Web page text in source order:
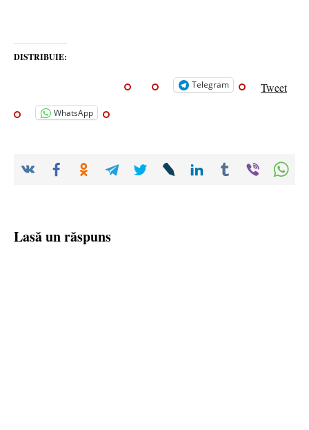
DISTRIBUIE:
Telegram Tweet
WhatsApp
Lasă un răspuns